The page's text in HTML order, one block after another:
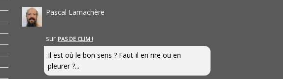
Pascal Lamachère
sur PAS DE CLIM !
Il est où le bon sens ? Faut-il en rire ou en
pleurer ?...